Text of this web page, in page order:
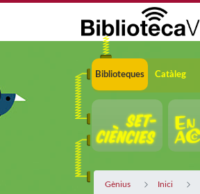
Navegació
Biblioteques Catàleg
Gènius Inici